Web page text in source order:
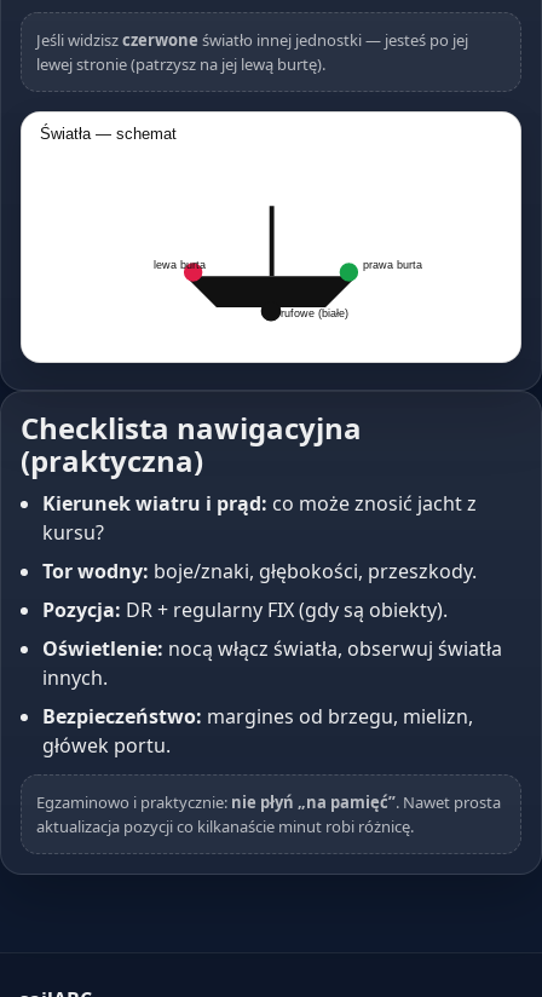
Jeśli widziszczerwone światło innej jednostki — jesteś po jej
lewej stronie (patrzysz na jej lewą burtę).
Światła — schemat
lewa burta prawa burta
rufowe (białe)
Checklista nawigacyjna
(praktyczna)
Kierunek wiatru i prąd: co może znosić jacht z
kursu?
Tor wodny: boje/znaki, głębokości, przeszkody.
Pozycja: DR + regularny FIX (gdy są obiekty).
Oświetlenie: nocą włącz światła, obserwuj światła
innych.
Bezpieczeństwo: margines od brzegu, mielizn,
główek portu.
Egzaminowo i praktycznie: nie płyń „na pamięć”. Nawet prosta
aktualizacja pozycji co kilkanaście minut robi różnicę.